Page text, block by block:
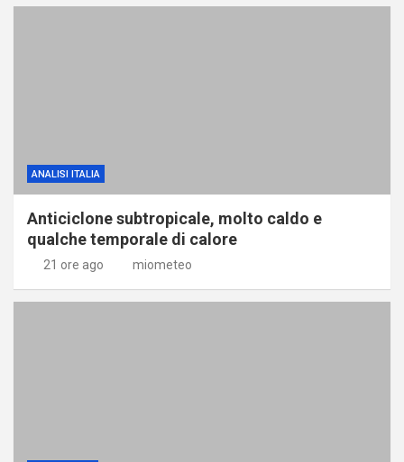
ANALISI ITALIA
Anticiclone subtropicale, molto caldo e
qualche temporale di calore
21 ore ago miometeo